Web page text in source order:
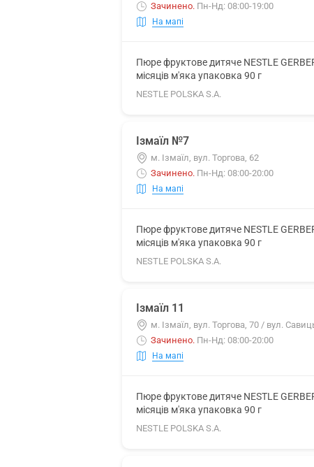
Зачинено. Пн-Нд: 08:00-19:00
На мапі
Пюре фруктове дитяче NESTLE
місяців м'яка упаковка 90 г
NESTLE POLSKA S.A.
Ізмаїл №7
м. Ізмаїл, вул. Торгова, 62
Зачинено. Пн-Нд: 08:00-20:00
На мапі
Пюре фруктове дитяче NESTLE
місяців м'яка упаковка 90 г
NESTLE POLSKA S.A.
Ізмаїл 11
м. Ізмаїл, вул. Торгова, 70 / вул.
Зачинено. Пн-Нд: 08:00-20:00
На мапі
Пюре фруктове дитяче NESTLE
місяців м'яка упаковка 90 г
NESTLE POLSKA S.A.